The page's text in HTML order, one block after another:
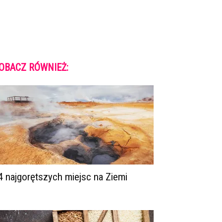
RÓWNIEŻ:
najgorętszych miejsc na Ziemi